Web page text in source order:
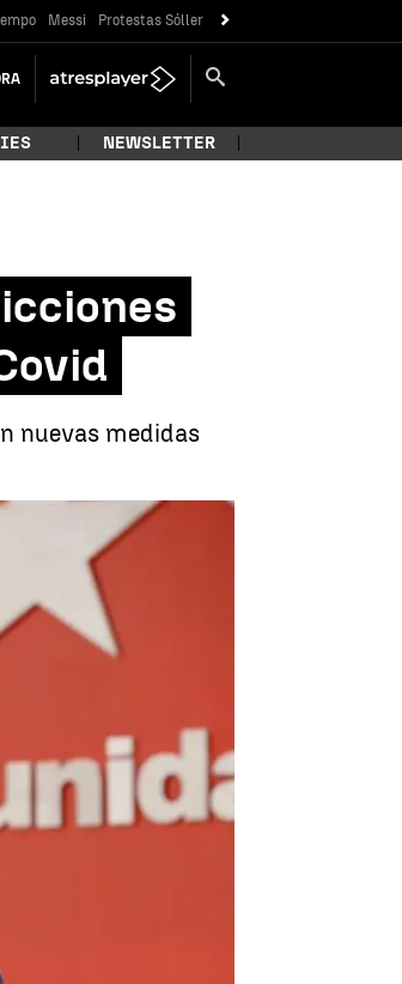
Messi Protestas Sóller
NEWSLETTER
nuevas medidas
Illa en el grupo Covid |